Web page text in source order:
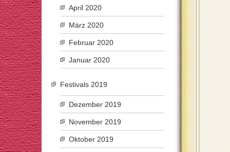
April 2020
März 2020
Februar 2020
Januar 2020
Festivals 2019
Dezember 2019
November 2019
Oktober 2019